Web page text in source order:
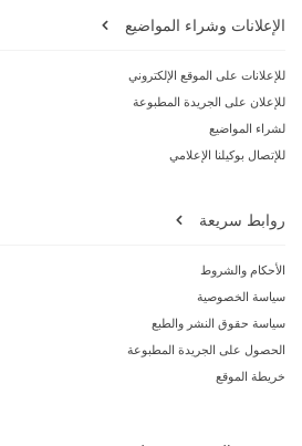
الإعلانات وشراء المواضيع
للإعلانات على الموقع الإلكتروني
للإعلان على الجريدة المطبوعة
لشراء المواضيع
للإتصال بوكيلنا الإعلامي
روابط سريعة
الأحكام والشروط
سياسة الخصوصية
سياسة حقوق النشر والطبع
الحصول على الجريدة المطبوعة
خريطة الموقع